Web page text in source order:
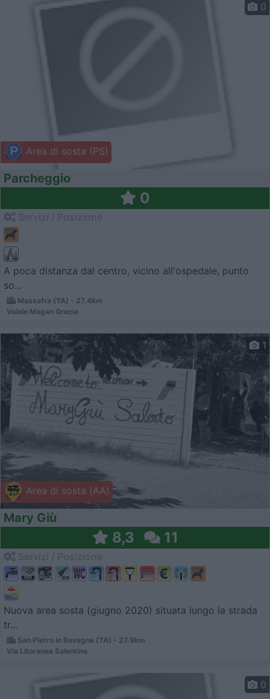
Area di sosta (PS)
0
Parcheggio
0
A poca distanza dal centro, vicino all'ospedale, punto
so...
Massafra (TA) - 27.4km
Voiale Magan Grecia
Area di sosta (AA)
1
Mary Giù
8,3 11
Nuova area sosta (giugno 2020) situata lungo la strada
tr...
San Pietro in Bevagna (TA) - 27.9km
Via Litoranea Salentina
0